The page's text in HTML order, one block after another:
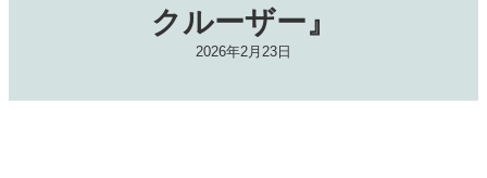
クルーザー』
2026年2月23日